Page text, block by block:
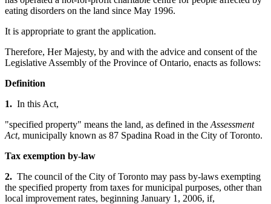
eating disorders on the land since May 1996.
It is appropriate to grant the application.
Therefore, Her Majesty, by and with the advice and consent of the
Legislative Assembly of the Province of Ontario, enacts as follows:
Definition
1. In this Act,
"specified property" means the land, as defined in the Assessment
Act, municipally known as 87 Spadina Road in the City of Toronto.
Tax exemption by-law
2. The council of the City of Toronto may pass by-laws exempting
the specified property from taxes for municipal purposes, other than
local improvement rates, beginning January 1, 2006, if,